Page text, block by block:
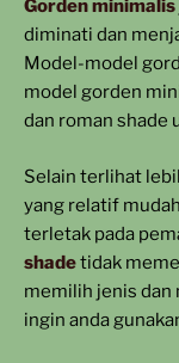
Gorden minimalis
diminati dan
Model-model
model gorden
dan roman shade
Selain terlihat
yang relatif
terletak pada
shadetidak
memilih jenis dan
ingin anda